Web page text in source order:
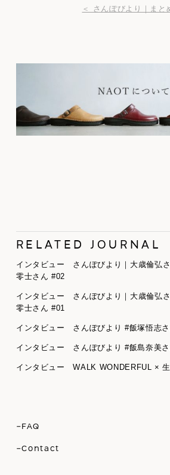
＜ さんぽびより｜まと
RELATED JOURNAL
インタビュー さんぽびより｜大歳倫弘
零士さん #02
インタビュー さんぽびより｜大歳倫弘
零士さん #01
インタビュー さんぽびより #飯塚悟志
インタビュー さんぽびより #飯島奈美
インタビュー WALK WONDERFUL ×
-FAQ
-Contact